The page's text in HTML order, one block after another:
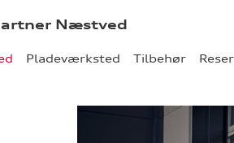
Pladeværksted Tilbehør
Næstved